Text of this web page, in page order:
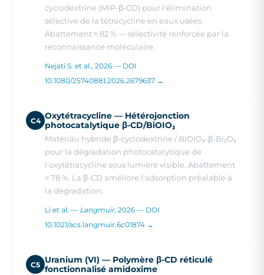
cyclodextrine (MIP-β-CD) pour l'élimination
sélective de la tétracycline en eaux usées.
Abattement ≈ 82 % — sélectivité renforcée par la
reconnaissance moléculaire.
Nejati S. et al., 2026 — DOI
10.1080/25740881.2026.2679637 →
C4 Oxytétracycline — Hétérojonction
photocatalytique β-CD/BiOIO₃
Matériau hybride β-cyclodextrine / BiOIO₃-β-Bi₂O₃
pour la dégradation photocatalytique de
l'oxytétracycline sous lumière visible. Abattement
≈ 78 %. La β-CD améliore l'adsorption préalable à
la dégradation.
Li et al. — Langmuir, 2026 — DOI
10.1021/acs.langmuir.6c01874 →
C5 Uranium (VI) — Polymère β-CD réticulé
fonctionnalisé amidoxime